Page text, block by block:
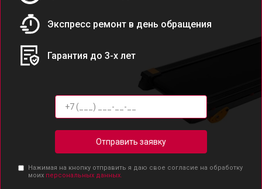
Экспресс ремонт в день обращения
Гарантия до 3-х лет
Отправить заявку
Нажимая на кнопку отправить я даю свое согласие на обработку
моих персональных данных.